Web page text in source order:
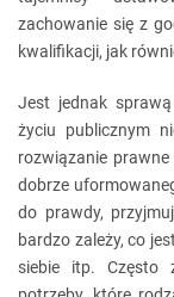
zachowanie się z
kwalifikacji, jak
Jest jednak
życiu publicznym
rozwiązanie
dobrze
do prawdy,
bardzo zależy, co
siebie itp. Często